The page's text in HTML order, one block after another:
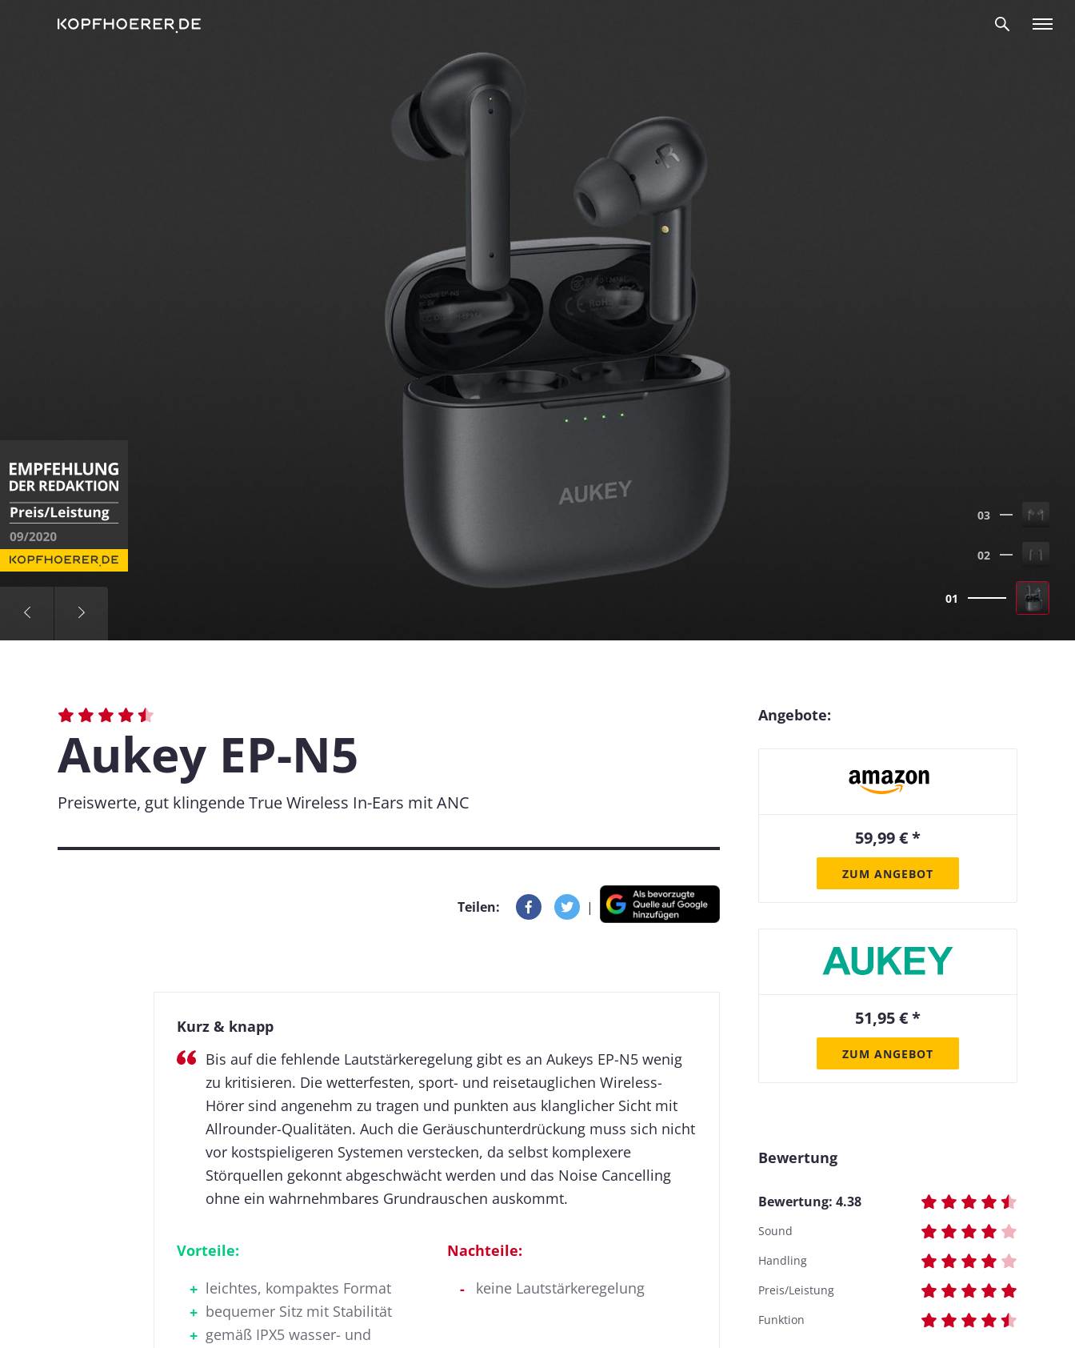
01
02
03
Aukey EP-N5
Preiswerte, gut klingende True Wireless In-Ears mit ANC
Teilen: |
Kurz & knapp
Bis auf die fehlende Lautstärkeregelung gibt es an Aukeys EP-N5 wenig
zu kritisieren. Die wetterfesten, sport- und reisetauglichen Wireless-
Hörer sind angenehm zu tragen und punkten aus klanglicher Sicht mit
Allrounder-Qualitäten. Auch die Geräuschunterdrückung muss sich nicht
vor kostspieligeren Systemen verstecken, da selbst komplexere
Störquellen gekonnt abgeschwächt werden und das Noise Cancelling
ohne ein wahrnehmbares Grundrauschen auskommt.
Vorteile:
leichtes, kompaktes Format
bequemer Sitz mit Stabilität
gemäß IPX5 wasser- und
Nachteile:
keine Lautstärkeregelung
Angebote:
59,99 € *
ZUM ANGEBOT
51,95 € *
ZUM ANGEBOT
Bewertung
Bewertung: 4.38
Sound
Handling
Preis/Leistung
Funktion